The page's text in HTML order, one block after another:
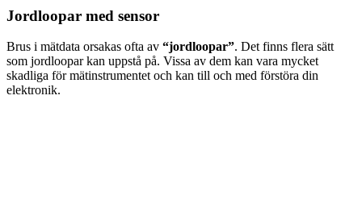
Jordloopar med sensor
Brus i mätdata orsakas ofta av “jordloopar”. Det finns flera sätt
som jordloopar kan uppstå på. Vissa av dem kan vara mycket
skadliga för mätinstrumentet och kan till och med förstöra din
elektronik.